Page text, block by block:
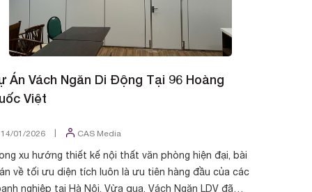
Án Vách Ngăn Di Động Tại 96 Hoàng
Việt
14/01/2026 | CAS Media
xu hướng thiết kế nội thất văn phòng hiện đại, bài
về tối ưu diện tích luôn là ưu tiên hàng đầu của các
nghiệp tại Hà Nội. Vừa qua, Vách Ngăn LDV đã